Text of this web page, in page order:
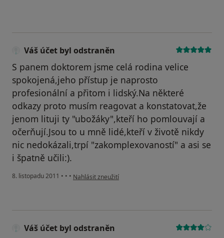
Váš účet byl odstraněn
S panem doktorem jsme celá rodina velice
spokojená,jeho přístup je naprosto
profesionální a přitom i lidský.Na některé
odkazy proto musím reagovat a konstatovat,že
jenom lituji ty "ubožáky",kteří ho pomlouvají a
očerňují.Jsou to u mně lidé,kteří v životě nikdy
nic nedokázali,trpí "zakomplexovaností" a asi se
i špatně učili:).
8. listopadu 2011 • • • podle názoru uživatele Váš účet byl odstraněn
Nahlásit zneužití
Váš účet byl odstraněn